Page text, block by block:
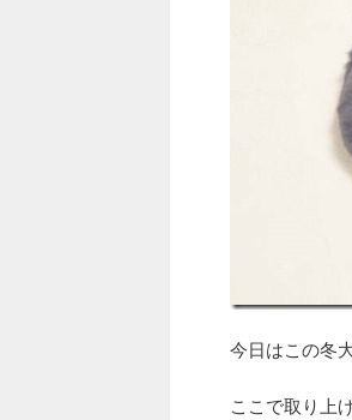
今日はこの冬
ここで取り上